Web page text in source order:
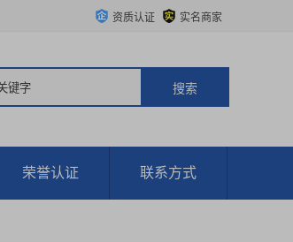
资质认证 实名商家
荣誉认证 联系方式